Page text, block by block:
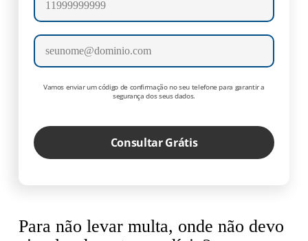
Vamos enviar um código de confirmação no seu telefone para garantir a
segurança dos seus dados.
Consultar Grátis
Para não levar multa, onde não devo